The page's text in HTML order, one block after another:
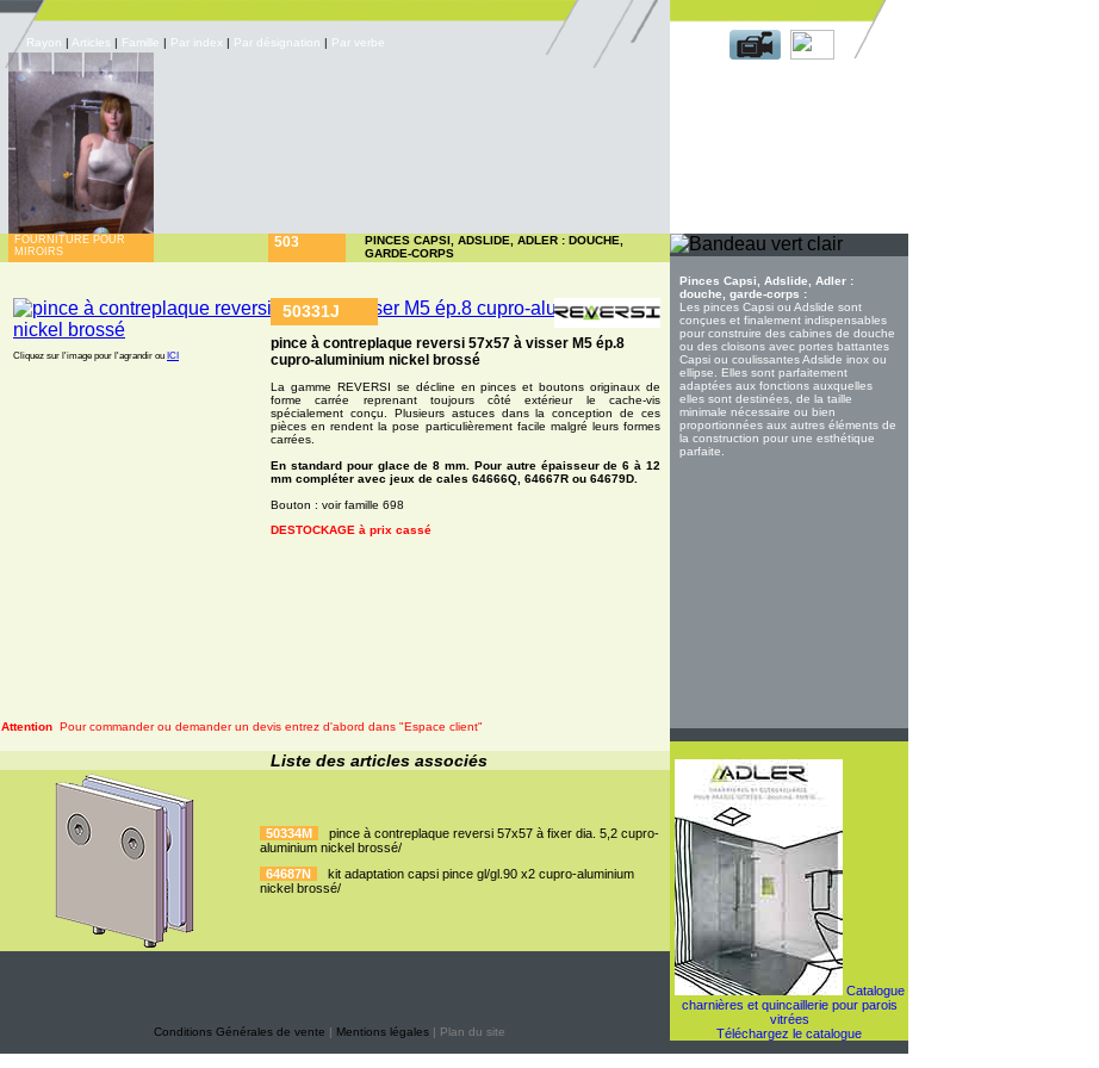
Rayon | Articles | Famille | Par index | Par désignation | Par verbe
FOURNITURE POUR
MIROIRS
503
PINCES CAPSI, ADSLIDE, ADLER : DOUCHE,
GARDE-CORPS
Cliquez sur l'image pour l'agrandir ou ICI
50331J
pince à contreplaque reversi 57x57 à visser M5 ép.8
cupro-aluminium nickel brossé
La gamme REVERSI se décline en pinces et boutons originaux de
forme carrée reprenant toujours côté extérieur le cache-vis
spécialement conçu. Plusieurs astuces dans la conception de ces
pièces en rendent la pose particulièrement facile malgré leurs formes
carrées.
En standard pour glace de 8 mm. Pour autre épaisseur de 6 à 12
mm compléter avec jeux de cales 64666Q, 64667R ou 64679D.
Bouton : voir famille 698
DESTOCKAGE à prix cassé
Attention Pour commander ou demander un devis entrez d'abord dans "Espace client"
Liste des articles associés
50334M
pince à contreplaque reversi 57x57 à fixer dia. 5,2 cupro-
aluminium nickel brossé/
64687N
kit adaptation capsi pince gl/gl.90 x2 cupro-aluminium
nickel brossé/
Conditions Générales de vente | Mentions légales | Plan du site
Pinces Capsi, Adslide, Adler :
douche, garde-corps :
Les pinces Capsi ou Adslide sont
conçues et finalement indispensables
pour construire des cabines de douche
ou des cloisons avec portes battantes
Capsi ou coulissantes Adslide inox ou
ellipse. Elles sont parfaitement
adaptées aux fonctions auxquelles
elles sont destinées, de la taille
minimale nécessaire ou bien
proportionnées aux autres éléments de
la construction pour une esthétique
parfaite.
Catalogue
charnières et quincaillerie pour parois
vitrées
Téléchargez le catalogue